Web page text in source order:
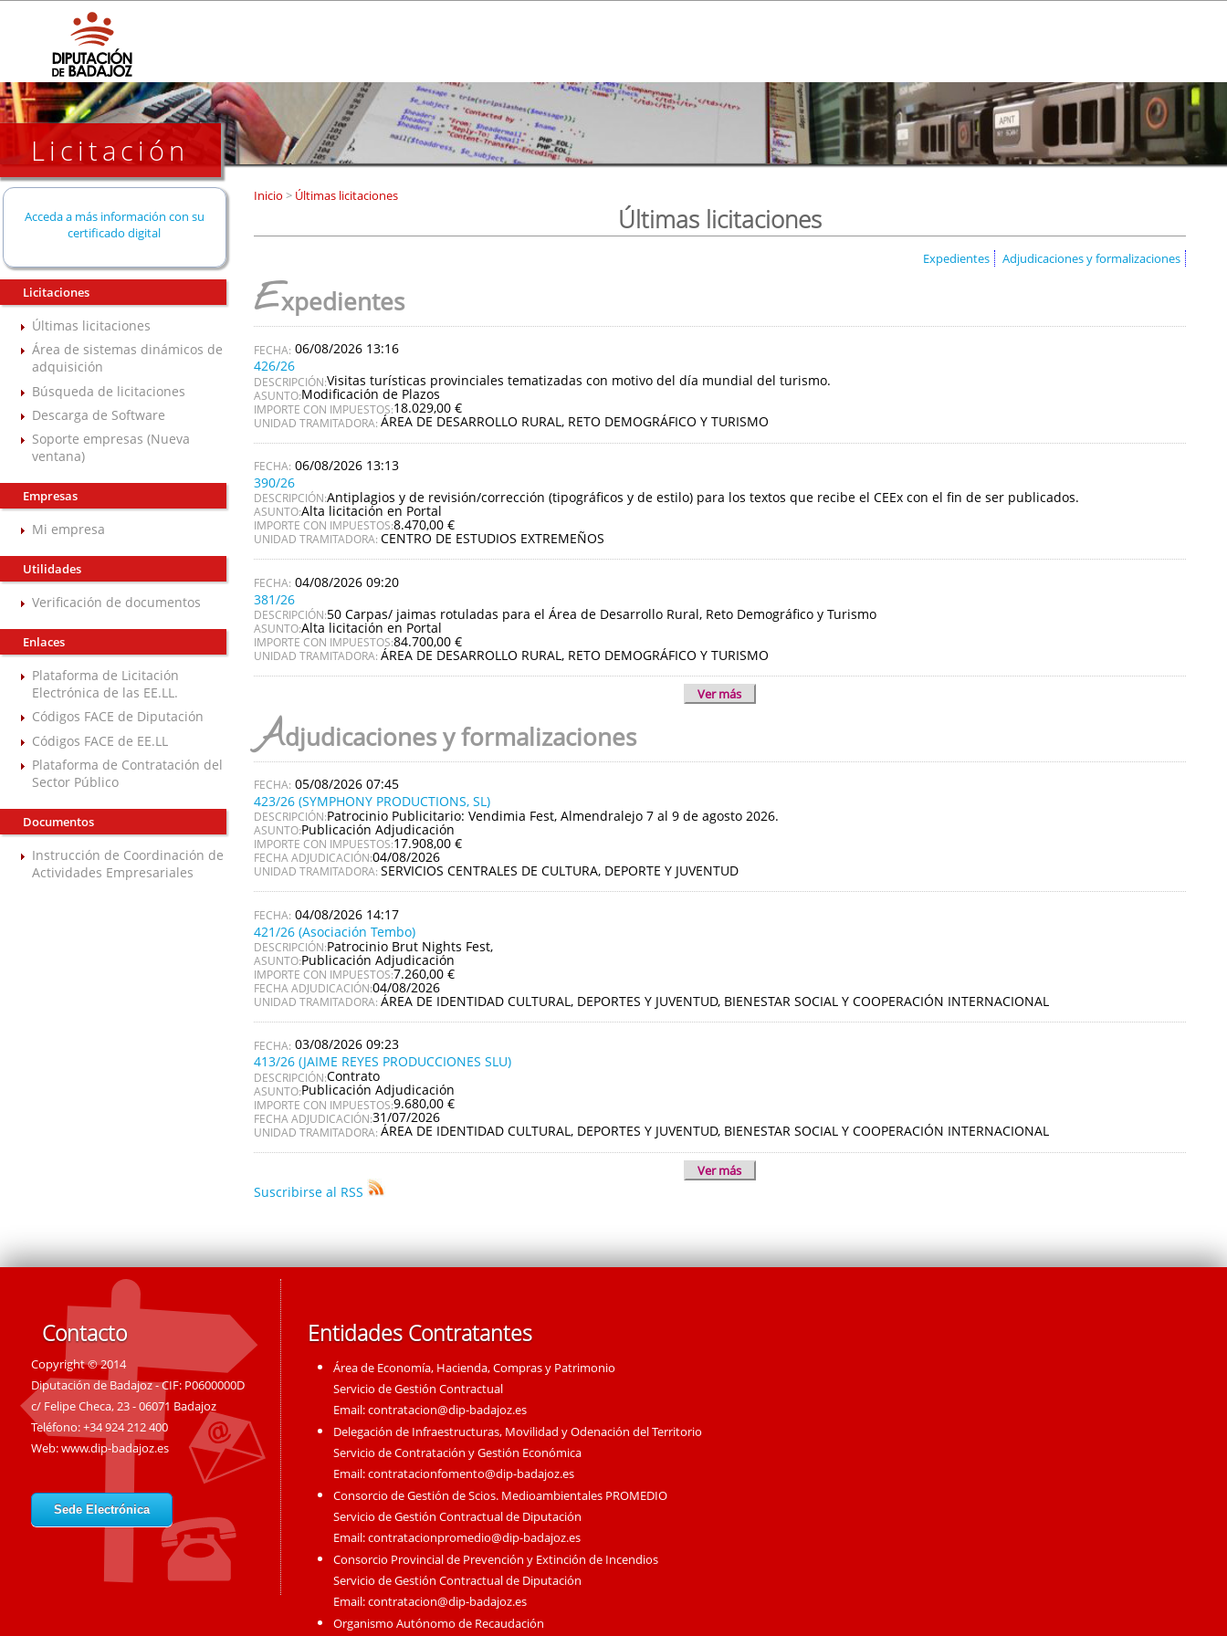
Licitación
Acceda a más información con su
certificado digital
Licitaciones
Últimas licitaciones
Área de sistemas dinámicos de
adquisición
Búsqueda de licitaciones
Descarga de Software
Soporte empresas (Nueva
ventana)
Empresas
Mi empresa
Utilidades
Verificación de documentos
Enlaces
Plataforma de Licitación
Electrónica de las EE.LL.
Códigos FACE de Diputación
Códigos FACE de EE.LL
Plataforma de Contratación del
Sector Público
Documentos
Instrucción de Coordinación de
Actividades Empresariales
Inicio >Últimas licitaciones
Últimas licitaciones
Expedientes Adjudicaciones y formalizaciones
Expedientes
06/08/2026 13:16
426/26
DESCRIPCIÓN:Visitas turísticas provinciales tematizadas con motivo del día mundial del turismo.
ASUNTO:Modificación de Plazos
IMPORTE CON IMPUESTOS:18.029,00 €
UNIDAD TRAMITADORA: ÁREA DE DESARROLLO RURAL, RETO DEMOGRÁFICO Y TURISMO
06/08/2026 13:13
390/26
DESCRIPCIÓN:Antiplagios y de revisión/corrección (tipográficos y de estilo) para los textos que recibe el CEEx con el fin de ser publicados.
ASUNTO:Alta licitación en Portal
IMPORTE CON IMPUESTOS:8.470,00 €
UNIDAD TRAMITADORA: CENTRO DE ESTUDIOS EXTREMEÑOS
04/08/2026 09:20
381/26
DESCRIPCIÓN:50 Carpas/ jaimas rotuladas para el Área de Desarrollo Rural, Reto Demográfico y Turismo
ASUNTO:Alta licitación en Portal
IMPORTE CON IMPUESTOS:84.700,00 €
UNIDAD TRAMITADORA: ÁREA DE DESARROLLO RURAL, RETO DEMOGRÁFICO Y TURISMO
Ver más
Adjudicaciones y formalizaciones
05/08/2026 07:45
423/26 (SYMPHONY PRODUCTIONS, SL)
DESCRIPCIÓN:Patrocinio Publicitario: Vendimia Fest, Almendralejo 7 al 9 de agosto 2026.
ASUNTO:Publicación Adjudicación
IMPORTE CON IMPUESTOS:17.908,00 €
FECHA ADJUDICACIÓN:04/08/2026
UNIDAD TRAMITADORA: SERVICIOS CENTRALES DE CULTURA, DEPORTE Y JUVENTUD
04/08/2026 14:17
421/26 (Asociación Tembo)
DESCRIPCIÓN:Patrocinio Brut Nights Fest,
ASUNTO:Publicación Adjudicación
IMPORTE CON IMPUESTOS:7.260,00 €
FECHA ADJUDICACIÓN:04/08/2026
UNIDAD TRAMITADORA: ÁREA DE IDENTIDAD CULTURAL, DEPORTES Y JUVENTUD, BIENESTAR SOCIAL Y COOPERACIÓN INTERNACIONAL
03/08/2026 09:23
413/26 (JAIME REYES PRODUCCIONES SLU)
DESCRIPCIÓN:Contrato
ASUNTO:Publicación Adjudicación
IMPORTE CON IMPUESTOS:9.680,00 €
FECHA ADJUDICACIÓN:31/07/2026
UNIDAD TRAMITADORA: ÁREA DE IDENTIDAD CULTURAL, DEPORTES Y JUVENTUD, BIENESTAR SOCIAL Y COOPERACIÓN INTERNACIONAL
Ver más
Suscribirse al RSS
Contacto
Copyright © 2014
Diputación de Badajoz - CIF: P0600000D
c/ Felipe Checa, 23 - 06071 Badajoz
Teléfono: +34 924 212 400
Web:www.dip-badajoz.es
Sede Electrónica
Entidades Contratantes
Área de Economía, Hacienda, Compras y Patrimonio
Servicio de Gestión Contractual
Email:contratacion@dip-badajoz.es
Delegación de Infraestructuras, Movilidad y Odenación del Territorio
Servicio de Contratación y Gestión Económica
Email:contratacionfomento@dip-badajoz.es
Consorcio de Gestión de Scios. Medioambientales PROMEDIO
Servicio de Gestión Contractual de Diputación
Email:contratacionpromedio@dip-badajoz.es
Consorcio Provincial de Prevención y Extinción de Incendios
Servicio de Gestión Contractual de Diputación
Email:contratacion@dip-badajoz.es
Organismo Autónomo de Recaudación